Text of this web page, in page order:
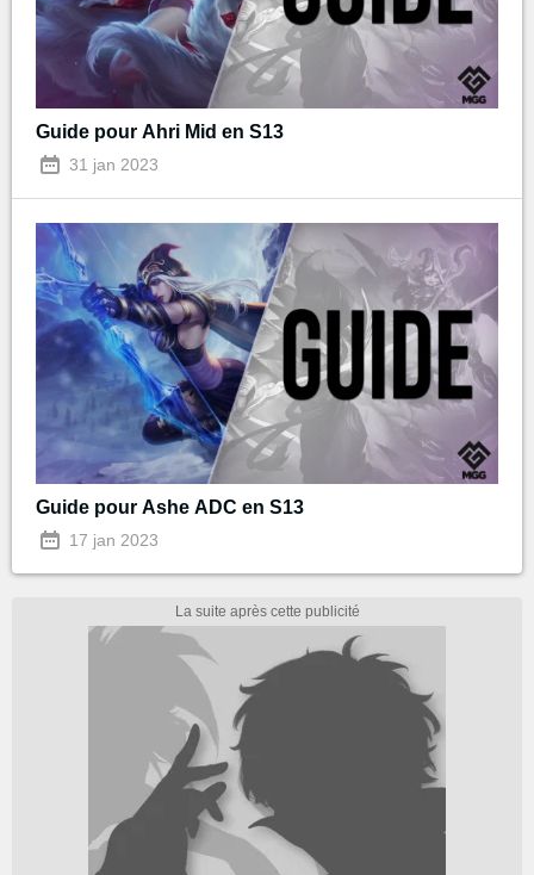
Guide pour Ahri Mid en S13
31 jan 2023
Guide pour Ashe ADC en S13
17 jan 2023